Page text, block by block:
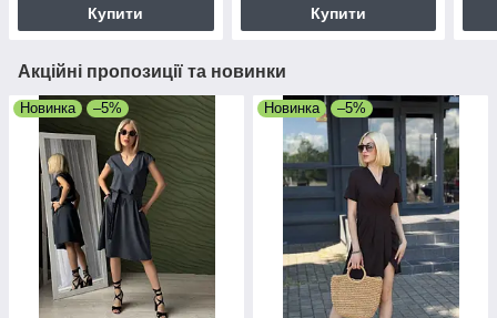
Купити Купити
Акційні пропозиції та новинки
Новинка –5% Новинка –5%